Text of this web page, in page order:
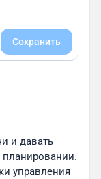
Сохранить
и давать
управления